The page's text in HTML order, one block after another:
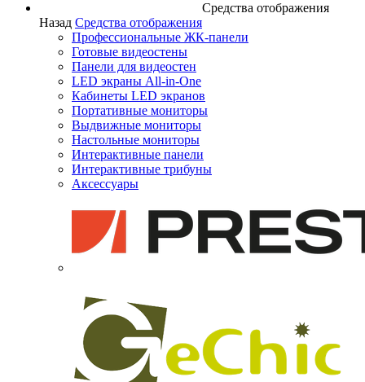
Средства отображения
Назад Средства отображения
Профессиональные ЖК-панели
Готовые видеостены
Панели для видеостен
LED экраны All-in-One
Кабинеты LED экранов
Портативные мониторы
Выдвижные мониторы
Настольные мониторы
Интерактивные панели
Интерактивные трибуны
Аксессуары